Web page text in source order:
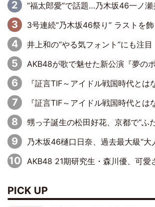
“福太郎愛”で話題…乃木坂46一ノ瀬美空、地元福岡『めんべい25
3号連続“乃木坂46祭り” ラストを飾るのは賀喜遥香…5年ぶりの登場に「5年分大人
井上和の“やる気フォント”にも注目 乃木坂46が挑んだ書道
AKB48が歌で魅せた新公演『夢のポップスター』 初日か
『証言TIF～アイドル戦国時代とはなんだったのか～』第6回：でんぱ組.inc・古川未鈴×相沢梨紗「『ハロプロやりたかったな』って言ったら、夢眠ねむ
『証言TIF～アイドル戦国時代とはなんだったのか～』第11回：私立恵比寿中学・真山りか×安本彩花「TIFで10年ぶりのキョンシーメイクをした
甥っ子誕生の松田好花、京都で“ふたつの家族”をはしご！ “母”黒谷友香に見
乃木坂46樋口日奈、過去最大級“大人の色気”
AKB48 21期研究生・森川優、可愛さも
PICK UP